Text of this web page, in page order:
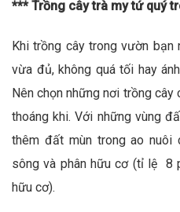
*** Trồng cây trà my tứ quý
Khi trồng cây trong vườn bạn
vừa đủ, không quá tối hay
Nên chọn những nơi trồng
thoáng khi. Với những vùng
thêm đất mùn trong ao
sông và phân hữu cơ (tỉ lệ 8
hữu cơ).